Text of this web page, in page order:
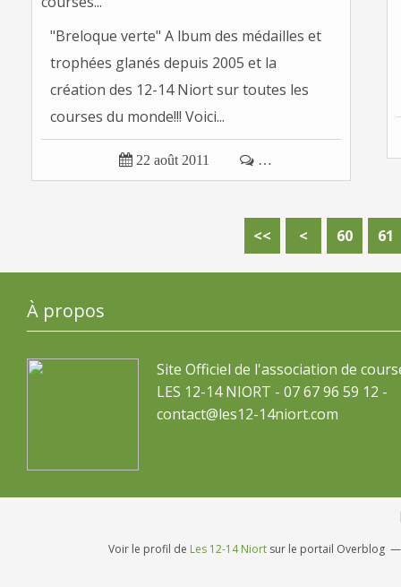
"Breloque verte" A lbum des médailles et
trophées glanés depuis 2005 et la
création des 12-14 Niort sur toutes les
courses du monde!!! Voici...
 22 août 2011  …
<< < 10
20
30
40
50
60 61
À propos
Site Officiel de l'association de
LES 12-14 NIORT - 07 67 96 59 12 -
contact@les12-14niort.com
Voir le profil de Les 12-14 Niort sur le portail Overblog